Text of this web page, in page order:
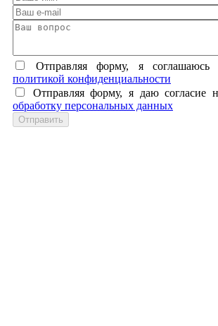
Отправляя форму, я соглашаюсь
политикой конфиденциальности
Отправляя форму, я даю согласие
обработку персональных данных